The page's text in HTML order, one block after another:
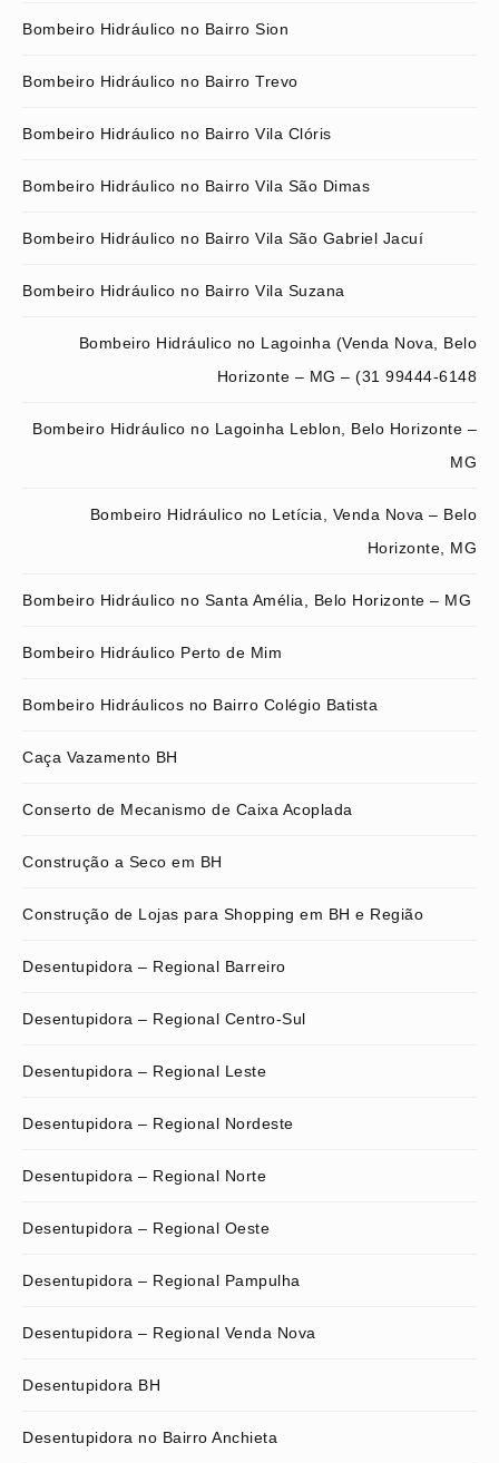
Bombeiro Hidráulico no Bairro Sion
Bombeiro Hidráulico no Bairro Trevo
Bombeiro Hidráulico no Bairro Vila Clóris
Bombeiro Hidráulico no Bairro Vila São Dimas
Bombeiro Hidráulico no Bairro Vila São Gabriel Jacuí
Bombeiro Hidráulico no Bairro Vila Suzana
Bombeiro Hidráulico no Lagoinha (Venda Nova, Belo
Horizonte – MG – (31 99444-6148
Bombeiro Hidráulico no Lagoinha Leblon, Belo Horizonte –
MG
Bombeiro Hidráulico no Letícia, Venda Nova – Belo
Horizonte, MG
Bombeiro Hidráulico no Santa Amélia, Belo Horizonte – MG
Bombeiro Hidráulico Perto de Mim
Bombeiro Hidráulicos no Bairro Colégio Batista
Caça Vazamento BH
Conserto de Mecanismo de Caixa Acoplada
Construção a Seco em BH
Construção de Lojas para Shopping em BH e Região
Desentupidora – Regional Barreiro
Desentupidora – Regional Centro-Sul
Desentupidora – Regional Leste
Desentupidora – Regional Nordeste
Desentupidora – Regional Norte
Desentupidora – Regional Oeste
Desentupidora – Regional Pampulha
Desentupidora – Regional Venda Nova
Desentupidora BH
Desentupidora no Bairro Anchieta